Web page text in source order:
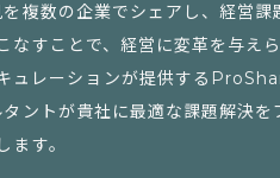
複数の企業でシェアし、経営
なすことで、経営に変革を与え
ュレーションが提供する
ントが貴社に最適な課題解決
ます。